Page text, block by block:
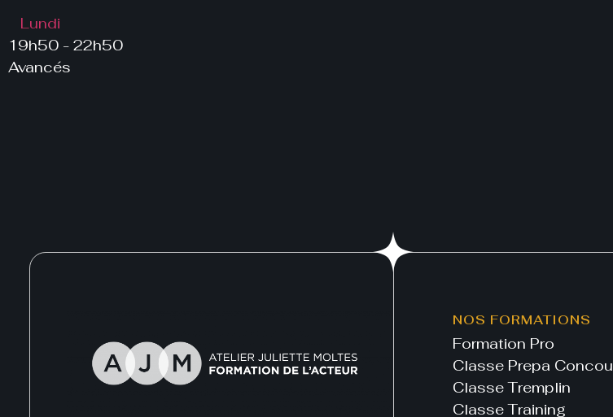
Lundi
19h50 - 22h50
Avancés
NOS FORMATIONS
Formation Pro
Classe Prepa
Classe Tremplin
Classe Training